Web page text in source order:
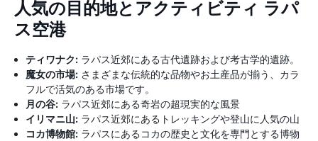
人気の目的地とアクティビティ ラパ
ス空港
ティワナク: ラパス近郊にある古代遺跡および考古学的遺跡。
魔女の市場: さまざまな伝統的な品物やお土産品が揃う、カラ
フルで活気のある市場です。
月の谷: ラパス近郊にある奇岩の超現実的な風景
イリマニ山: ラパス近郊にあるトレッキングや登山に人気の山
コカ博物館: ラパスにあるコカの歴史と文化を専門とする博物